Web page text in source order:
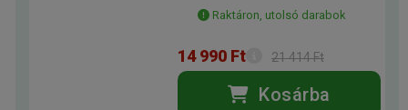
Raktáron, utolsó darabok
14 990 Ft 21 414 Ft
Kosárba